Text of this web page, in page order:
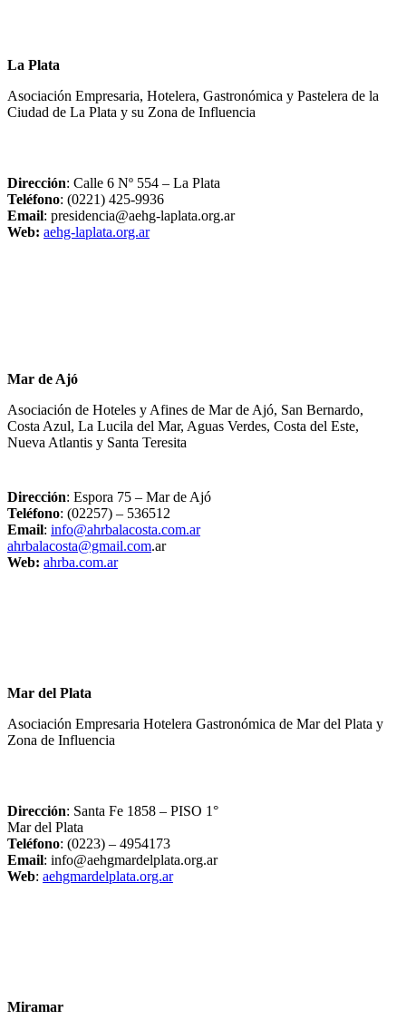
La Plata
Asociación Empresaria, Hotelera, Gastronómica y Pastelera de la
Ciudad de La Plata y su Zona de Influencia
Dirección: Calle 6 Nº 554 – La Plata
Teléfono: (0221) 425-9936
Email: presidencia@aehg-laplata.org.ar
Web: aehg-laplata.org.ar
Mar de Ajó
Asociación de Hoteles y Afines de Mar de Ajó, San Bernardo,
Costa Azul, La Lucila del Mar, Aguas Verdes, Costa del Este,
Nueva Atlantis y Santa Teresita
Dirección: Espora 75 – Mar de Ajó
Teléfono: (02257) – 536512
Email: info@ahrbalacosta.com.ar
ahrbalacosta@gmail.com.ar
Web: ahrba.com.ar
Mar del Plata
Asociación Empresaria Hotelera Gastronómica de Mar del Plata y
Zona de Influencia
Dirección: Santa Fe 1858 – PISO 1°
Mar del Plata
Teléfono: (0223) – 4954173
Email: info@aehgmardelplata.org.ar
Web: aehgmardelplata.org.ar
Miramar